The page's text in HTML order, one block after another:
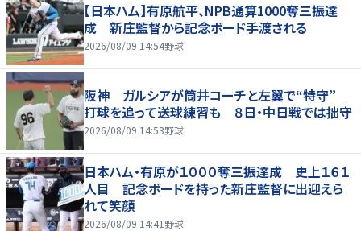
【日本ハム】有原航平、NPB通算1000奪三振達
成 新庄監督から記念ボード手渡される
2026/08/09 14:54野球
阪神 ガルシアが筒井コーチと左翼で“特守”
打球を追って送球練習も ８日・中日戦では拙守
2026/08/09 14:53野球
日本ハム・有原が１０００奪三振達成 史上１６１
人目 記念ボードを持った新庄監督に出迎えら
れて笑顔
2026/08/09 14:41 野球